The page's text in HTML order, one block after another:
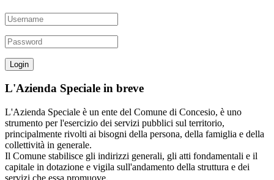
L'Azienda Speciale in breve
L'Azienda Speciale è un ente del Comune di Concesio, è uno
strumento per l'esercizio dei servizi pubblici sul territorio,
principalmente rivolti ai bisogni della persona, della famiglia e della
collettività in generale.
Il Comune stabilisce gli indirizzi generali, gli atti fondamentali e il
capitale in dotazione e vigila sull'andamento della struttura e dei
servizi che essa promuove.